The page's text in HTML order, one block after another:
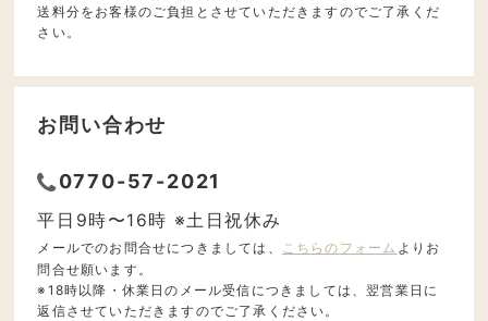
送料分をお客様のご負担とさせていただきますのでご了承くだ
さい。
お問い合わせ
0770-57-2021
平日9時〜16時 ※土日祝休み
メールでのお問合せにつきましては、 こちらのフォーム よりお
問合せ願います。
※18時以降・休業日のメール受信につきましては、翌営業日に
返信させていただきますのでご了承ください。